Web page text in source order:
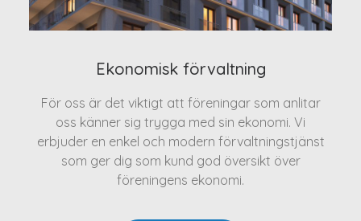
Ekonomisk förvaltning
För oss är det viktigt att föreningar som anlitar
oss känner sig trygga med sin ekonomi. Vi
erbjuder en enkel och modern förvaltningstjänst
som ger dig som kund god översikt över
föreningens ekonomi.